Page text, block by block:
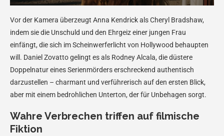
Vor der Kamera überzeugt Anna Kendrick als Cheryl Bradshaw,
indem sie die Unschuld und den Ehrgeiz einer jungen Frau
einfängt, die sich im Scheinwerferlicht von Hollywood behaupten
will. Daniel Zovatto gelingt es als Rodney Alcala, die düstere
Doppelnatur eines Serienmörders erschreckend authentisch
darzustellen – charmant und verführerisch auf den ersten Blick,
aber mit einem bedrohlichen Unterton, der für Unbehagen sorgt.
Wahre Verbrechen triffen auf filmische
Fiktion